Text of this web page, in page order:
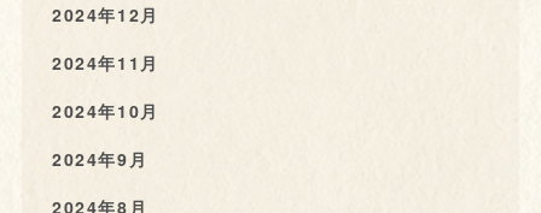
2024年12月
2024年11月
2024年10月
2024年9月
2024年8月